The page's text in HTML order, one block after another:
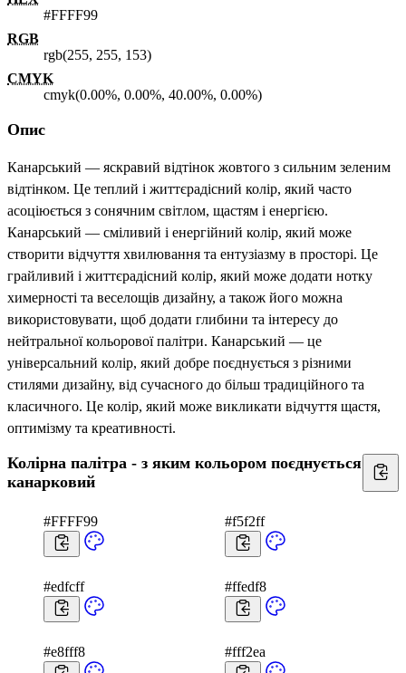
#FFFF99
RGB
rgb(255, 255, 153)
CMYK
cmyk(0.00%, 0.00%, 40.00%, 0.00%)
Опис
Канарський — яскравий відтінок жовтого з сильним зеленим
відтінком. Це теплий і життєрадісний колір, який часто
асоціюється з сонячним світлом, щастям і енергією.
Канарський — сміливий і енергійний колір, який може
створити відчуття хвилювання та ентузіазму в просторі. Це
грайливий і життєрадісний колір, який може додати нотку
химерності та веселощів дизайну, а також його можна
використовувати, щоб додати глибини та інтересу до
нейтральної кольорової палітри. Канарський — це
універсальний колір, який добре поєднується з різними
стилями дизайну, від сучасного до більш традиційного та
класичного. Це колір, який може викликати відчуття щастя,
оптимізму та креативності.
Колірна палітра - з яким кольором поєднується
канарковий
#FFFF99 #f5f2ff
#edfcff #ffedf8
#e8fff8 #fff2ea